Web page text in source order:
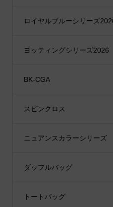
ロイヤルブルーシリーズ
ヨッティングシリーズ2026
BK-CGA
スピンクロス
ニュアンスカラーシリーズ
ダッフルバッグ
トートバッグ